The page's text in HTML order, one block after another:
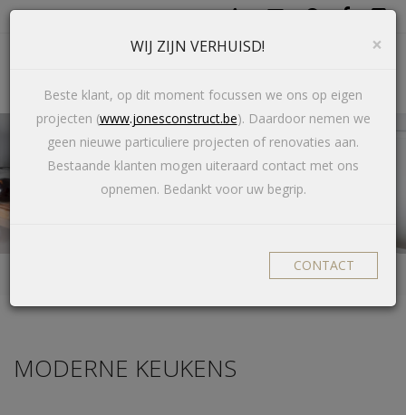
KEUKENS
keukens
MODERNE KEUKENS
×
WIJ ZIJN VERHUISD!
Beste klant, op dit moment focussen we ons op eigen
projecten (www.jonesconstruct.be). Daardoor nemen we
geen nieuwe particuliere projecten of renovaties aan.
Bestaande klanten mogen uiteraard contact met ons
opnemen. Bedankt voor uw begrip.
CONTACT